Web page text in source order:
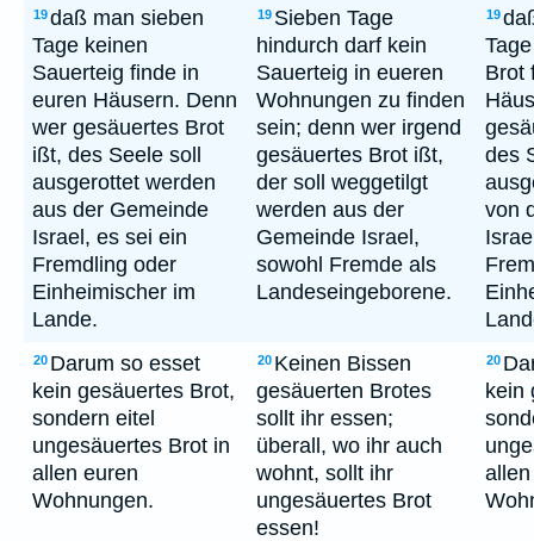
19daß man sieben
Tage keinen
Sauerteig finde in
euren Häusern. Denn
wer gesäuertes Brot
ißt, des Seele soll
ausgerottet werden
aus der Gemeinde
Israel, es sei ein
Fremdling oder
Einheimischer im
Lande.
19 Sieben Tage
hindurch darf kein
Sauerteig in eueren
Wohnungen zu finden
sein; denn wer irgend
gesäuertes Brot ißt,
der soll weggetilgt
werden aus der
Gemeinde Israel,
sowohl Fremde als
Landeseingeborene.
19
Brot
des
von
20 Darum so esset
kein gesäuertes Brot,
sondern eitel
ungesäuertes Brot in
allen euren
Wohnungen.
20 Keinen Bissen
gesäuerten Brotes
sollt ihr essen;
überall, wo ihr auch
wohnt, sollt ihr
ungesäuertes Brot
essen!
20
kein